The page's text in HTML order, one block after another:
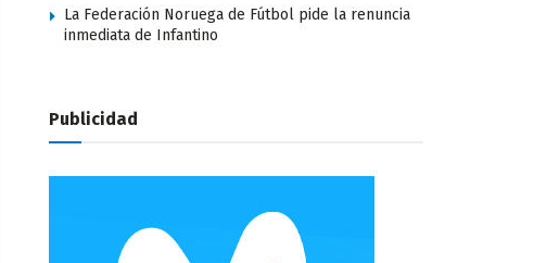
La Federación Noruega de Fútbol pide la renuncia
inmediata de Infantino
Publicidad